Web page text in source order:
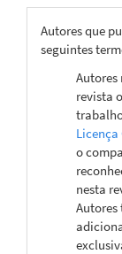
Autores que
seguintes
Autores
revista
o
nesta